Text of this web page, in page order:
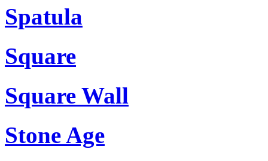
Spatula
Square
Square Wall
Stone Age